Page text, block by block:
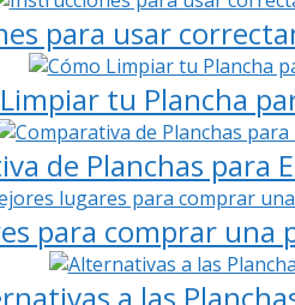
para usar
tu Plancha
de Planchas para
para comprar
a las